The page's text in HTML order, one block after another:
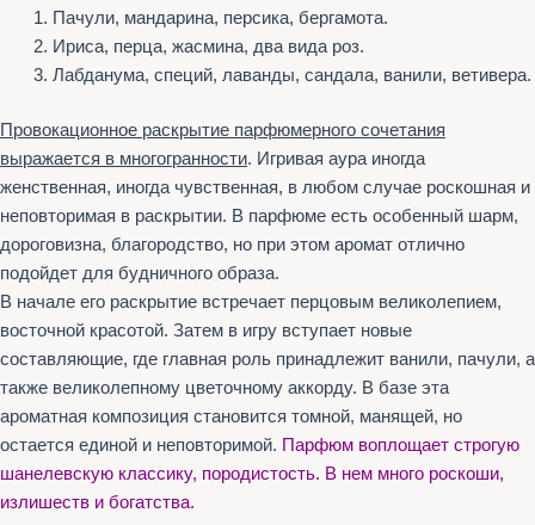
Пачули, мандарина, персика, бергамота.
Ириса, перца, жасмина, два вида роз.
Лабданума, специй, лаванды, сандала, ванили, ветивера.
Провокационное раскрытие парфюмерного сочетания
выражается в многогранности. Игривая аура иногда
женственная, иногда чувственная, в любом случае роскошная и
неповторимая в раскрытии. В парфюме есть особенный шарм,
дороговизна, благородство, но при этом аромат отлично
подойдет для будничного образа.
В начале его раскрытие встречает перцовым великолепием,
восточной красотой. Затем в игру вступает новые
составляющие, где главная роль принадлежит ванили, пачули, а
также великолепному цветочному аккорду. В базе эта
ароматная композиция становится томной, манящей, но
остается единой и неповторимой. Парфюм воплощает строгую
шанелевскую классику, породистость. В нем много роскоши,
излишеств и богатства.